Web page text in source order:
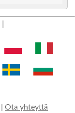
Ota yhteyttä